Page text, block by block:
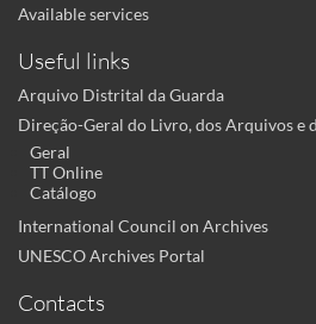
Available services
Useful links
Arquivo Distrital da Guarda
Direção-Geral do Livro, dos Arquivos e
Geral
TT Online
Catálogo
International Council on Archives
UNESCO Archives Portal
Contacts